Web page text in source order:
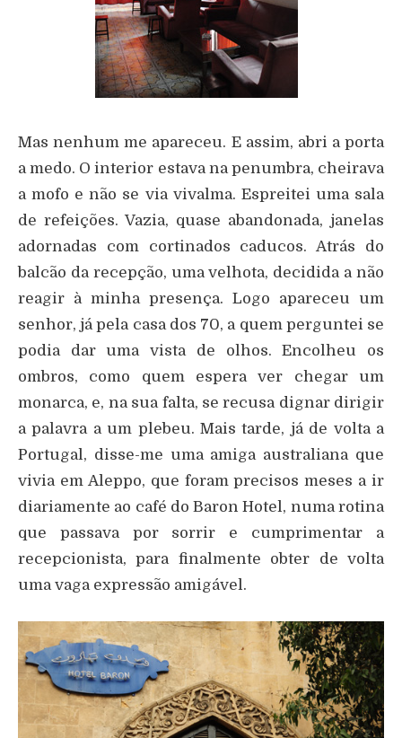
Mas nenhum me apareceu. E assim, abri a porta
a medo. O interior estava na penumbra, cheirava
a mofo e não se via vivalma. Espreitei uma sala
de refeições. Vazia, quase abandonada, janelas
adornadas com cortinados caducos. Atrás do
balcão da recepção, uma velhota, decidida a não
reagir à minha presença. Logo apareceu um
senhor, já pela casa dos 70, a quem perguntei se
podia dar uma vista de olhos. Encolheu os
ombros, como quem espera ver chegar um
monarca, e, na sua falta, se recusa dignar dirigir
a palavra a um plebeu. Mais tarde, já de volta a
Portugal, disse-me uma amiga australiana que
vivia em Aleppo, que foram precisos meses a ir
diariamente ao café do Baron Hotel, numa rotina
que passava por sorrir e cumprimentar a
recepcionista, para finalmente obter de volta
uma vaga expressão amigável.